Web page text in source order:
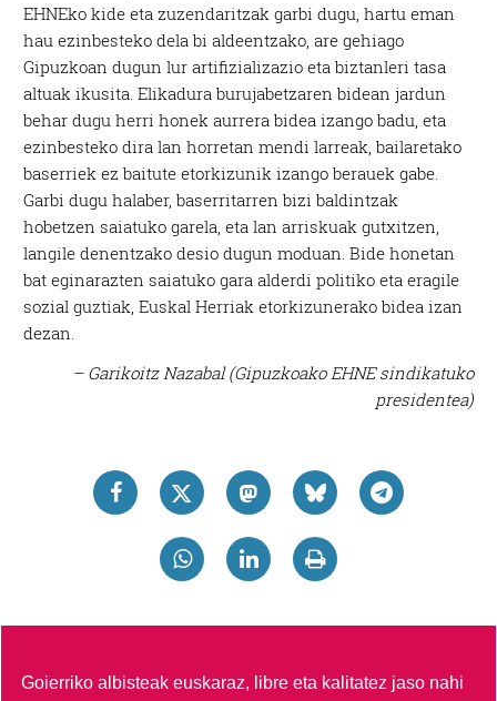
EHNEko kide eta zuzendaritzak garbi dugu, hartu eman
hau ezinbesteko dela bi aldeentzako, are gehiago
Gipuzkoan dugun lur artifizializazio eta biztanleri tasa
altuak ikusita. Elikadura burujabetzaren bidean jardun
behar dugu herri honek aurrera bidea izango badu, eta
ezinbesteko dira lan horretan mendi larreak, bailaretako
baserriek ez baitute etorkizunik izango berauek gabe.
Garbi dugu halaber, baserritarren bizi baldintzak
hobetzen saiatuko garela, eta lan arriskuak gutxitzen,
langile denentzako desio dugun moduan. Bide honetan
bat eginarazten saiatuko gara alderdi politiko eta eragile
sozial guztiak, Euskal Herriak etorkizunerako bidea izan
dezan.
– Garikoitz Nazabal (Gipuzkoako EHNE sindikatuko
presidentea)
Goierriko albisteak euskaraz, libre eta kalitatez jaso nahi